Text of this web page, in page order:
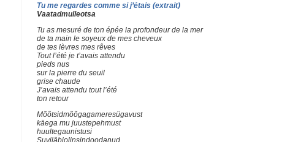
Tu me regardes comme si j’étais (extrait)
Vaatadmulleotsa
Tu as mesuré de ton épée la profondeur de la mer
de ta main le soyeux de mes cheveux
de tes lèvres mes rêves
Tout l’été je t’avais attendu
pieds nus
sur la pierre du seuil
grise chaude
J’avais attendu tout l’été
ton retour
Mõõtsidmõõgagameresügavust
käega mu juustepehmust
huultegaunistusi
Suviläbiolinsindoodanud